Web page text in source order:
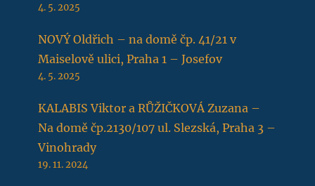
4. 5. 2025
NOVÝ Oldřich – na domě čp. 41/21 v
Maiselově ulici, Praha 1 – Josefov
4. 5. 2025
KALABIS Viktor a RŮŽIČKOVÁ Zuzana –
Na domě čp.2130/107 ul. Slezská, Praha 3 –
Vinohrady
19. 11. 2024